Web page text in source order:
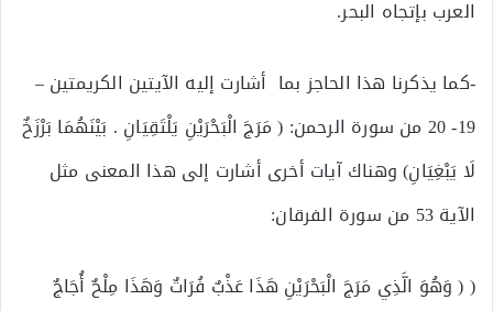
العرب بإتجاه البحر.
-كما يذكرنا هذا الحاجز بما أشارت إليه الآيتين الكريمتين –
19- 20 من سورة الرحمن: ( مَرَجَ الْبَحْرَيْنِ يَلْتَقِيَانِ . بَيْنَهُمَا بَرْزَخٌ
لَا يَبْغِيَانِ) وهناك آيات أخرى أشارت إلى هذا المعنى مثل
الآية 53 من سورة الفرقان:
( ( وَهُوَ الَّذِي مَرَجَ الْبَحْرَيْنِ هَذَا عَذْبٌ فُرَاتٌ وَهَذَا مِلْحٌ أُجَاجٌ